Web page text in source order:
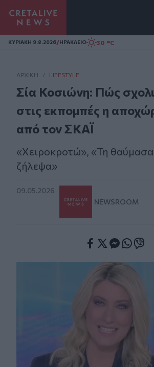
Homepage
ΚΥΡΙΑΚΗ 9.8.2026/ΗΡΑΚΛΕΙΟ 30 °C
ΑΡΧΙΚΗ / LIFESTYLE
Σία Κοσιώνη: Πώς
στις εκπομπές η
από τον ΣΚΑΪ
«Χειροκροτώ», «Τη θαύμασα
ζήλεψα»
09.05.2026
NEWSROOM